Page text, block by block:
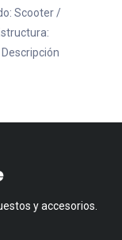
Scooter /
y accesorios.